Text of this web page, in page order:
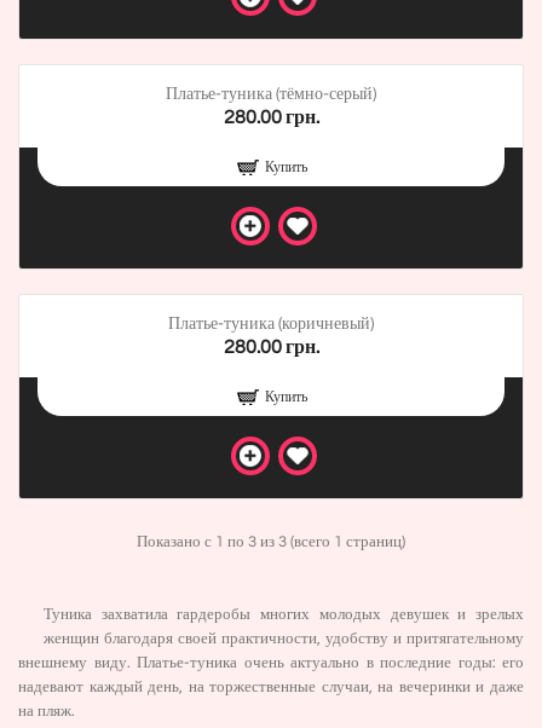
Платье-туника (тёмно-серый)
280.00 грн.
Купить
Платье-туника (коричневый)
280.00 грн.
Купить
Показано с 1 по 3 из 3 (всего 1 страниц)
Туника захватила гардеробы многих молодых девушек и зрелых
женщин благодаря своей практичности, удобству и притягательному
внешнему виду. Платье-туника очень актуально в последние годы: его
надевают каждый день, на торжественные случаи, на вечеринки и даже
на пляж.